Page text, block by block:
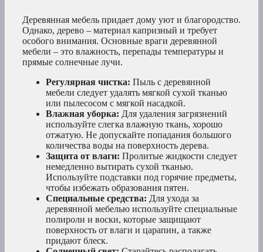
Деревянная мебель придает дому уют и благородство.
Однако, дерево – материал капризный и требует
особого внимания. Основные враги деревянной
мебели – это влажность, перепады температуры и
прямые солнечные лучи.
Регулярная чистка: Пыль с деревянной
мебели следует удалять мягкой сухой тканью
или пылесосом с мягкой насадкой.
Влажная уборка: Для удаления загрязнений
используйте слегка влажную ткань, хорошо
отжатую. Не допускайте попадания большого
количества воды на поверхность дерева.
Защита от влаги: Пролитые жидкости следует
немедленно вытирать сухой тканью.
Используйте подставки под горячие предметы,
чтобы избежать образования пятен.
Специальные средства: Для ухода за
деревянной мебелью используйте специальные
полироли и воски, которые защищают
поверхность от влаги и царапин, а также
придают блеск.